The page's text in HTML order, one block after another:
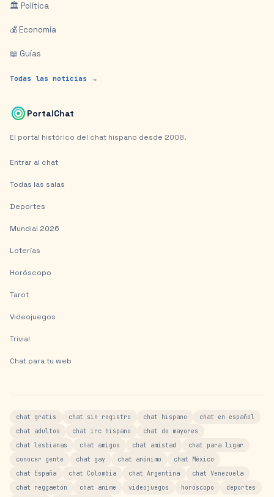
🏛️ Política
💰 Economía
📖 Guías
Todas las noticias →
PortalChat
El portal histórico del chat hispano desde 2008.
Entrar al chat
Todas las salas
Deportes
Mundial 2026
Loterías
Horóscopo
Tarot
Videojuegos
Trivial
Chat para tu web
chat gratis chat sin registro chat hispano
chat en español
chat adultos
chat irc hispano
chat de mayores
chat lesbianas
chat amigos chat amistad
chat para ligar
conocer gente
chat gay chat anónimo
chat México
chat España
chat Colombia chat Argentina
chat Venezuela
chat reggaetón
chat anime videojuegos horóscopo deportes